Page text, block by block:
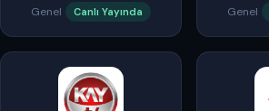
Genel Canlı Yayında Genel